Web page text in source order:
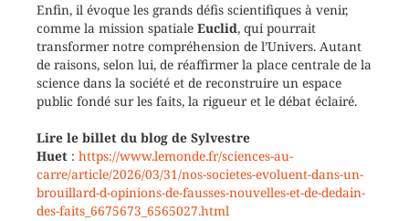
Enfin, il évoque les grands défis scientifiques à venir,
comme la mission spatiale Euclid, qui pourrait
transformer notre compréhension de l’Univers. Autant
de raisons, selon lui, de réaffirmer la place centrale de la
science dans la société et de reconstruire un espace
public fondé sur les faits, la rigueur et le débat éclairé.
Lire le billet du blog de Sylvestre
Huet : https://www.lemonde.fr/sciences-au-
carre/article/2026/03/31/nos-societes-evoluent-dans-un-
brouillard-d-opinions-de-fausses-nouvelles-et-de-dedain-
des-faits_6675673_6565027.html